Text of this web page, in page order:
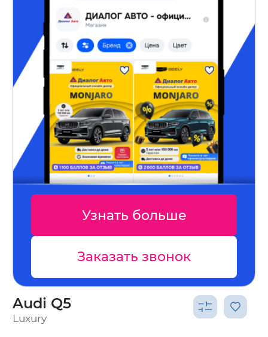
Узнать больше
Заказать звонок
Audi Q5
Luxury